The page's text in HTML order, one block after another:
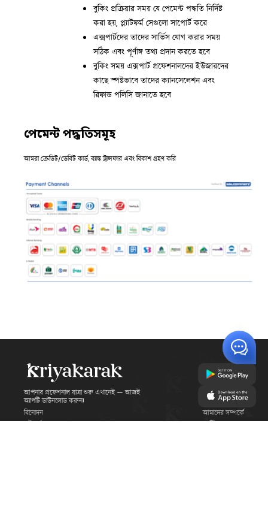
বুকিং প্রক্রিয়ার সময় যে পেমেন্ট পদ্ধতি নির্দিষ্ট
করা হয়, প্ল্যাটফর্ম সেগুলো সাপোর্ট করে
এক্সপার্টদের তাদের সার্ভিস যোগ করার সময়
সঠিক এবং পূর্ণাঙ্গ তথ্য প্রদান করতে হবে
বুকিং সময় এক্সপার্ট প্রফেশনালদের ইউজারদের
কাছে স্পষ্টভাবে তাদের ক্যানসেলেশন এবং
রিফান্ড পলিসি জানাতে হবে
পেমেন্ট পদ্ধতিসমূহ
আমরা ক্রেডিট/ডেবিট কার্ড, ব্যাঙ্ক ট্রান্সফার এবং বিকাশ গ্রহণ করি
আপনার প্রফেশনাল যাত্রা শুরু এখানেই — আজই
অ্যাপটি ডাউনলোড করুন!
বিনোদন
সৌন্দর্য এবং সুস্থতা
আমাদের সম্পর্কে
আর্টিকেল